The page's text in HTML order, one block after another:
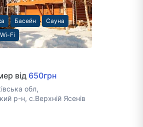
Басейн
Сауна
Wi-Fi
від 650грн
обл,
р-н, с.Верхній Ясенів